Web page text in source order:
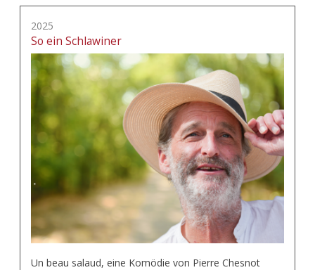
2025
So ein Schlawiner
Un beau salaud, eine Komödie von Pierre Chesnot